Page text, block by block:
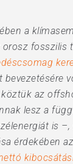
a
fosszilis
az
lesz a
is
érdekében